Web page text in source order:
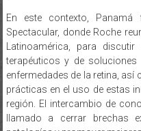
En este contexto, Panamá
Spectacular, donde Roche
Latinoamérica, para
terapéuticos y de
enfermedades de la retina,
prácticas en el uso de estas
región. El intercambio de
llamado a cerrar brechas